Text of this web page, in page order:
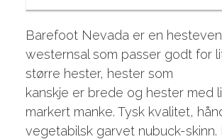
Barefoot Nevada er en
westernsal som passer godt for
større hester, hester som
kanskje er brede og hester med
markert manke. Tysk kvalitet,
vegetabilsk garvet nubuck-skinn.